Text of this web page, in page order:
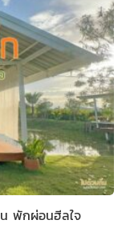
พักผ่อนฮีลใจ